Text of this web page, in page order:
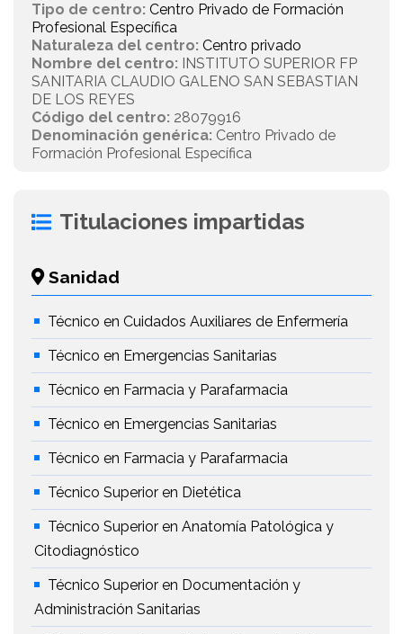
Tipo de centro: Centro Privado de Formación
Profesional Específica
Naturaleza del centro: Centro privado
Nombre del centro: INSTITUTO SUPERIOR FP
SANITARIA CLAUDIO GALENO SAN SEBASTIAN
DE LOS REYES
Código del centro: 28079916
Denominación genérica: Centro Privado de
Formación Profesional Específica
Titulaciones impartidas
Sanidad
Técnico en Cuidados Auxiliares de Enfermería
Técnico en Emergencias Sanitarias
Técnico en Farmacia y Parafarmacia
Técnico en Emergencias Sanitarias
Técnico en Farmacia y Parafarmacia
Técnico Superior en Dietética
Técnico Superior en Anatomía Patológica y
Citodiagnóstico
Técnico Superior en Documentación y
Administración Sanitarias